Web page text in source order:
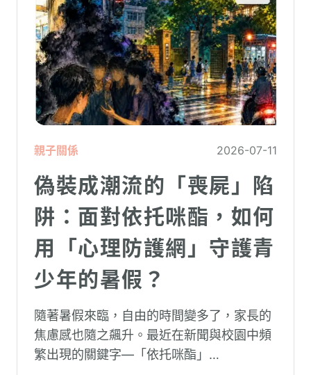
親子關係 2026-07-11
偽裝成潮流的「喪屍」陷
阱：面對依托咪酯，如何
用「心理防護網」守護青
少年的暑假？
隨著暑假來臨，自由的時間變多了，家長的
焦慮感也隨之飆升。最近在新聞與校園中頻
繁出現的關鍵字—「依托咪酯」